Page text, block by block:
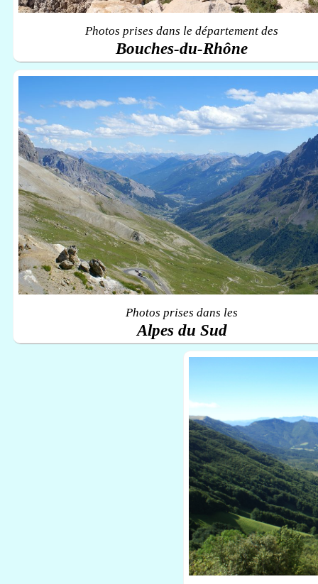
Photos prises dans le département des
Bouches-du-Rhône
Photos prises dans les
Alpes du Sud